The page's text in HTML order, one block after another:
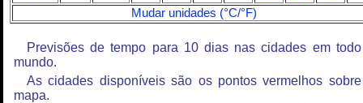
Mudar unidades (°C/°F)
Previsões de tempo para 10 dias nas cidades em
mundo.
As cidades disponíveis são os pontos vermelhos
mapa.